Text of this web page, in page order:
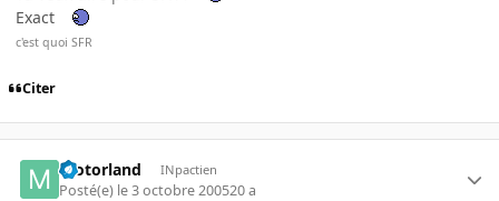
Exact
c'est quoi SFR
Citer
motorland INpactien
Posté(e) le 3 octobre 200520 a